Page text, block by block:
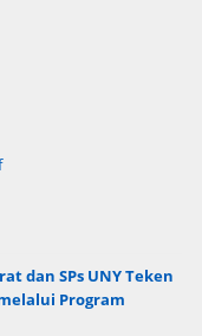
dan SPs UNY Teken
Program